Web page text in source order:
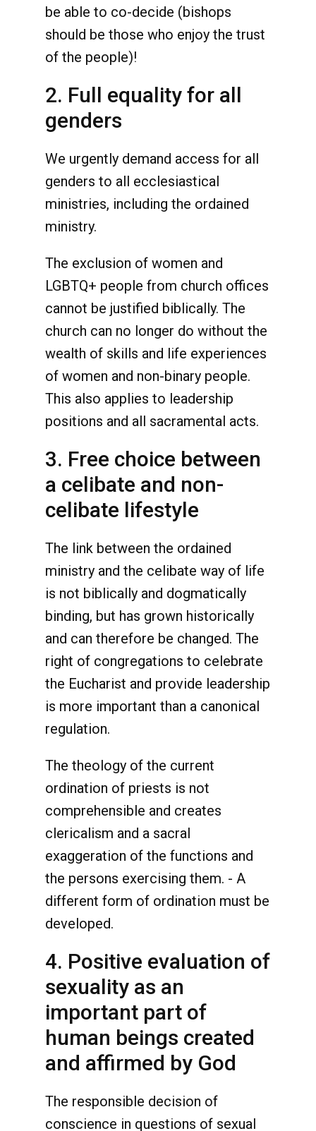
be able to co-decide (bishops
should be those who enjoy the trust
of the people)!
2. Full equality for all
genders
We urgently demand access for all
genders to all ecclesiastical
ministries, including the ordained
ministry.
The exclusion of women and
LGBTQ+ people from church offices
cannot be justified biblically. The
church can no longer do without the
wealth of skills and life experiences
of women and non-binary people.
This also applies to leadership
positions and all sacramental acts.
3. Free choice between
a celibate and non-
celibate lifestyle
The link between the ordained
ministry and the celibate way of life
is not biblically and dogmatically
binding, but has grown historically
and can therefore be changed. The
right of congregations to celebrate
the Eucharist and provide leadership
is more important than a canonical
regulation.
The theology of the current
ordination of priests is not
comprehensible and creates
clericalism and a sacral
exaggeration of the functions and
the persons exercising them. - A
different form of ordination must be
developed.
4. Positive evaluation of
sexuality as an
important part of
human beings created
and affirmed by God
The responsible decision of
conscience in questions of sexual